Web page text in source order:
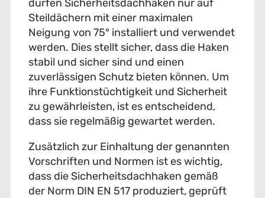
dürfen Sicherheitsdachhaken nur auf
Steildächern mit einer maximalen
Neigung von 75° installiert und verwendet
werden. Dies stellt sicher, dass die Haken
stabil und sicher sind und einen
zuverlässigen Schutz bieten können. Um
ihre Funktionstüchtigkeit und Sicherheit
zu gewährleisten, ist es entscheidend,
dass sie regelmäßig gewartet werden.
Zusätzlich zur Einhaltung der genannten
Vorschriften und Normen ist es wichtig,
dass die Sicherheitsdachhaken gemäß
der Norm DIN EN 517 produziert, geprüft